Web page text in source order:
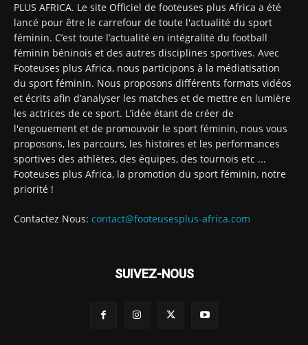
PLUS AFRICA. Le site Officiel de footeuses plus Africa a été
lancé pour être le carrefour de toute l'actualité du sport
féminin. C’est toute l’actualité en intégralité du football
féminin béninois et des autres disciplines sportives. Avec
Footeuses plus Africa, nous participons à la médiatisation
du sport féminin. Nous proposons différents formats vidéos
et écrits afin d’analyser les matches et de mettre en lumière
les actrices de ce sport. L’idée étant de créer de
l'engouement et de promouvoir le sport féminin, nous vous
proposons, les parcours, les histoires et les performances
sportives des athlètes, des équipes, des tournois etc ...
Footeuses plus Africa, la promotion du sport féminin, notre
priorité !
Contactez Nous: contact@footeusesplus-africa.com
SUIVEZ-NOUS